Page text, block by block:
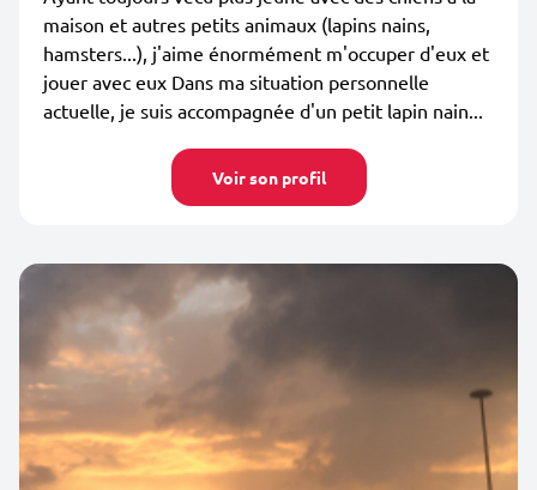
maison et autres petits animaux (lapins nains,
hamsters...), j'aime énormément m'occuper d'eux et
jouer avec eux Dans ma situation personnelle
actuelle, je suis accompagnée d'un petit lapin nain...
Voir son profil